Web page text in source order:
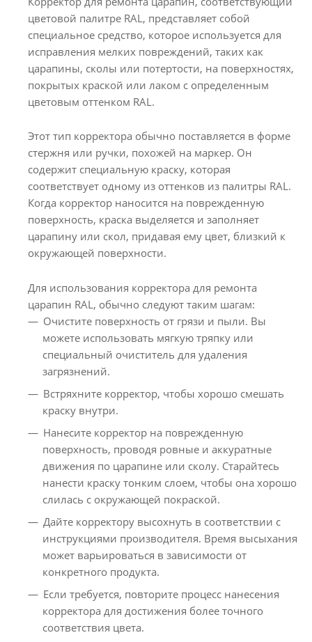
цветовой палитре RAL, представляет собой
специальное средство, которое используется для
исправления мелких повреждений, таких как
царапины, сколы или потертости, на поверхностях,
покрытых краской или лаком с определенным
цветовым оттенком RAL.
Этот тип корректора обычно поставляется в форме
стержня или ручки, похожей на маркер. Он
содержит специальную краску, которая
соответствует одному из оттенков из палитры RAL.
Когда корректор наносится на поврежденную
поверхность, краска выделяется и заполняет
царапину или скол, придавая ему цвет, близкий к
окружающей поверхности.
Для использования корректора для ремонта
царапин RAL, обычно следуют таким шагам:
Очистите поверхность от грязи и пыли. Вы
можете использовать мягкую тряпку или
специальный очиститель для удаления
загрязнений.
Встряхните корректор, чтобы хорошо смешать
краску внутри.
Нанесите корректор на поврежденную
поверхность, проводя ровные и аккуратные
движения по царапине или сколу. Старайтесь
нанести краску тонким слоем, чтобы она хорошо
слилась с окружающей покраской.
Дайте корректору высохнуть в соответствии с
инструкциями производителя. Время высыхания
может варьироваться в зависимости от
конкретного продукта.
Если требуется, повторите процесс нанесения
корректора для достижения более точного
соответствия цвета.